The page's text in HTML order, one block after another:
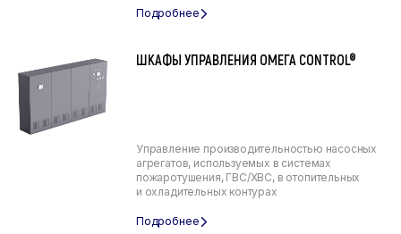
ШКАФЫ УПРАВЛЕНИЯ ОМЕГА CONTROL®
Управление производительностью насосных
агрегатов, используемых в системах
пожаротушения, ГВС/ХВС, в отопительных
и охладительных контурах